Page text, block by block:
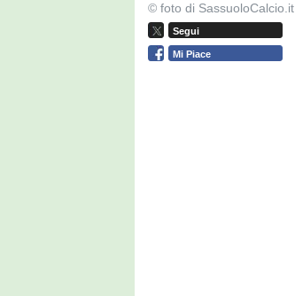
© foto di SassuoloCalcio.it
Segui
Mi Piace